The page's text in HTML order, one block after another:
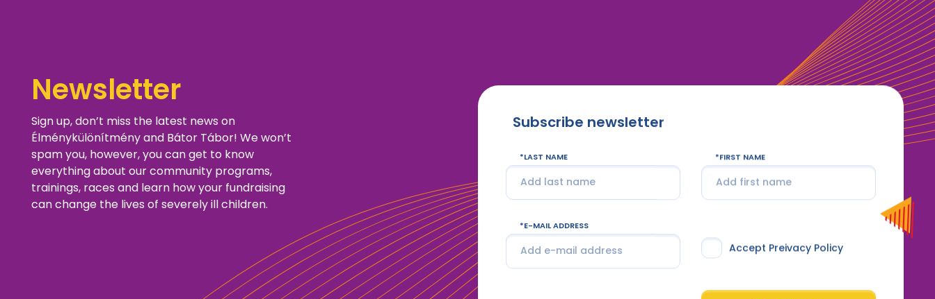
Newsletter
Sign up, don’t miss the latest news on
Élménykülönítmény and Bátor Tábor! We won’t
spam you, however, you can get to know
everything about our community programs,
trainings, races and learn how your fundraising
can change the lives of severely ill children.
Subscribe newsletter
LAST NAME FIRST NAME
E-MAIL ADDRESS
Accept Preivacy Policy